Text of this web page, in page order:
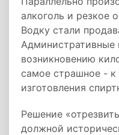
алкоголь и резкое
Водку стали
Административные
возникновению
самое страшное - к
изготовления
Решение
должной